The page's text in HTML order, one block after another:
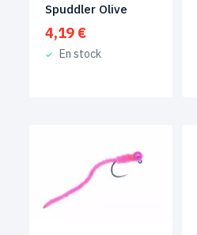
Spuddler Olive
4,19 €
En stock